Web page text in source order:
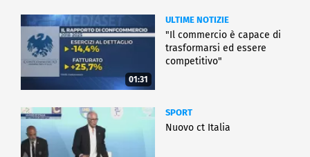
01:31
ULTIME NOTIZIE
"Il commercio è capace di
trasformarsi ed essere
competitivo"
SPORT
Nuovo ct Italia